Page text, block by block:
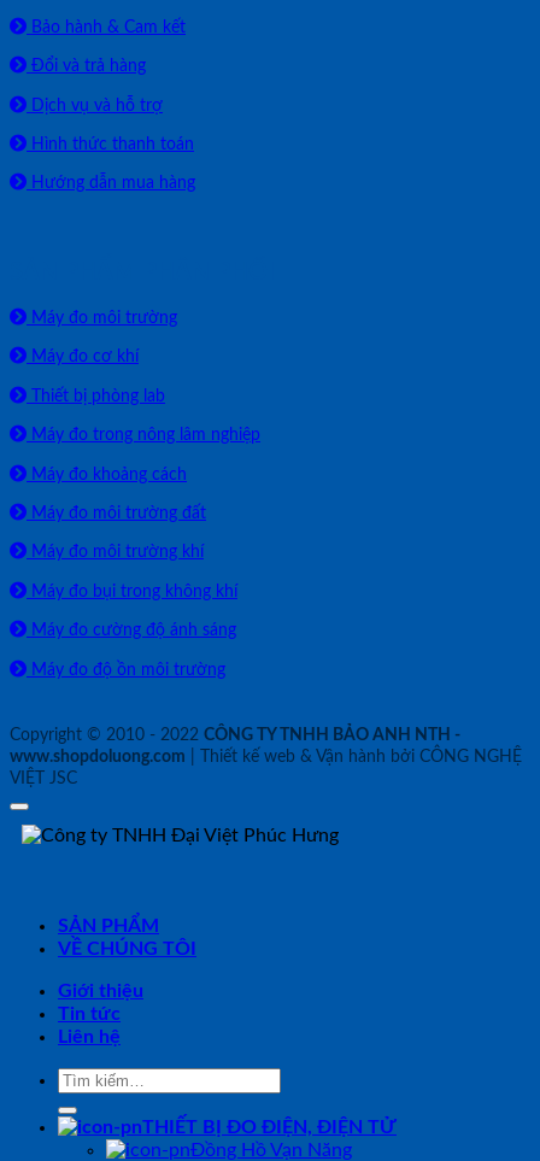
Bảo hành & Cam kết
Đổi và trả hàng
Dịch vụ và hỗ trợ
Hình thức thanh toán
Hướng dẫn mua hàng
Máy đo môi trường
Máy đo cơ khí
Thiết bị phòng lab
Máy đo trong nông lâm nghiệp
Máy đo khoảng cách
Máy đo môi trường đất
Máy đo môi trường khí
Máy đo bụi trong không khí
Máy đo cường độ ánh sáng
Máy đo độ ồn môi trường
Copyright © 2010 - 2022 CÔNG TY TNHH BẢO ANH NTH -
www.shopdoluong.com | Thiết kế web & Vận hành bởi CÔNG NGHỆ
VIỆT JSC
SẢN PHẨM
VỀ CHÚNG TÔI
Giới thiệu
Tin tức
Liên hệ
Tìm
kiếm:
THIẾT BỊ ĐO ĐIỆN, ĐIỆN TỬ
Đồng Hồ Vạn Năng